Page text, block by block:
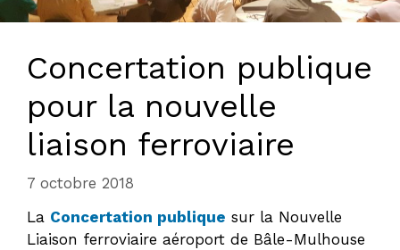
Concertation publique
pour la nouvelle
liaison ferroviaire
7 octobre 2018
La Concertation publique sur la Nouvelle
Liaison ferroviaire aéroport de Bâle-Mulhouse